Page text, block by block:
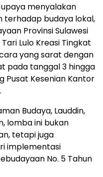
menyalakan
terhadap budaya lokal,
Provinsi Sulawesi
Lulo Kreasi Tingkat
yang sarat dengan
pada tanggal 3 hingga
Pusat Kesenian Kantor
Budaya, Lauddin,
lomba ini bukan
tetapi juga
implementasi
No. 5 Tahun